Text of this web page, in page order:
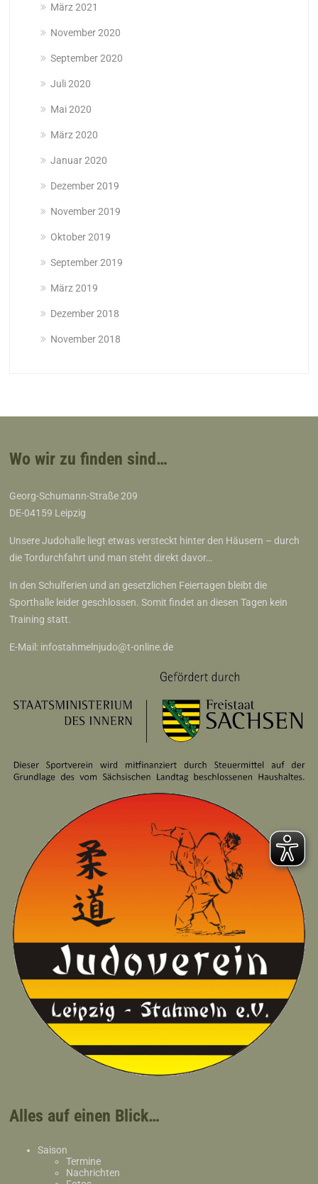
März 2021
November 2020
September 2020
Juli 2020
Mai 2020
März 2020
Januar 2020
Dezember 2019
November 2019
Oktober 2019
September 2019
März 2019
Dezember 2018
November 2018
Wo wir zu finden sind…
Georg-Schumann-Straße 209
DE-04159 Leipzig
Unsere Judohalle liegt etwas versteckt hinter den Häusern – durch
die Tordurchfahrt und man steht direkt davor…
In den Schulferien und an gesetzlichen Feiertagen bleibt die
Sporthalle leider geschlossen. Somit findet an diesen Tagen kein
Training statt.
E-Mail: infostahmelnjudo@t-online.de
Alles auf einen Blick…
Saison
Termine
Nachrichten